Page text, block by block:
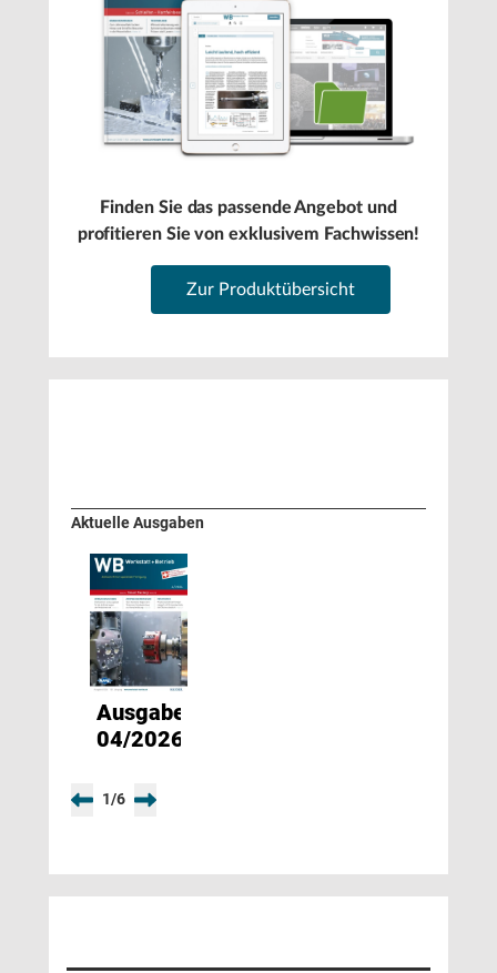
Finden Sie das passende Angebot und
profitieren Sie von exklusivem Fachwissen!
Zur Produktübersicht
Aktuelle Ausgaben
Ausgabe
04/2026
1/6